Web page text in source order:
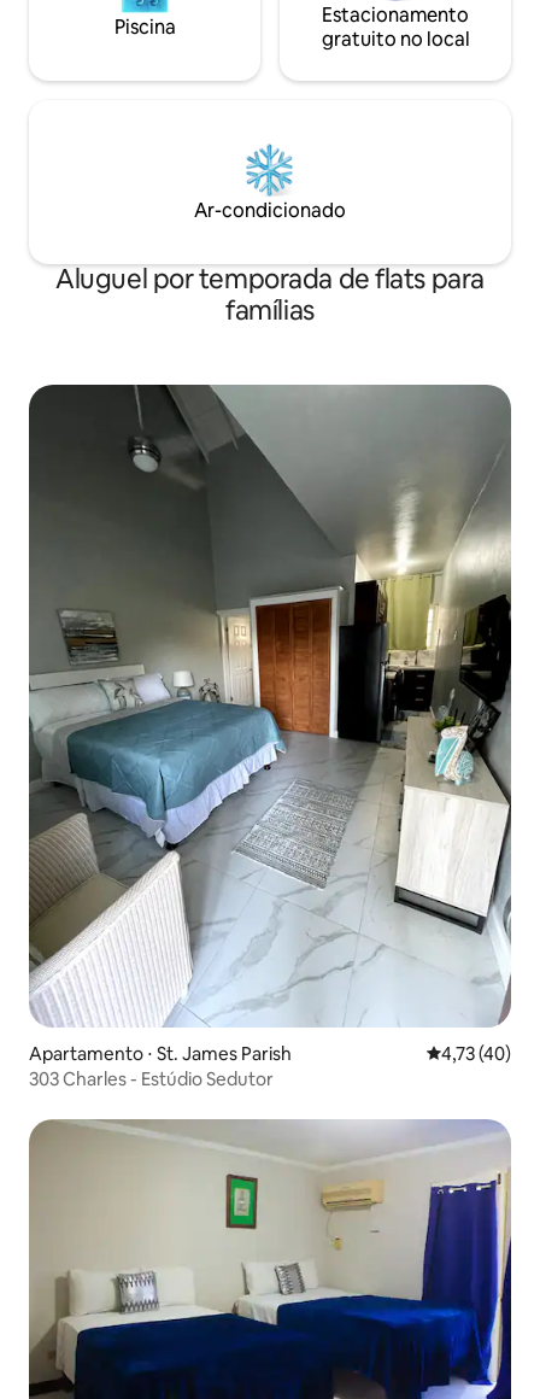
Piscina
Estacionamento
gratuito no local
Ar-condicionado
Aluguel por temporada de flats para
famílias
Apartamento ⋅ St. James Parish 4,73 de uma
4,73 (40)
303 Charles - Estúdio Sedutor